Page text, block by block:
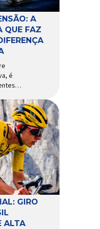
A
QUE FAZ
é
Porém,
um
o
do
pivô […]
GIRO
ALTA